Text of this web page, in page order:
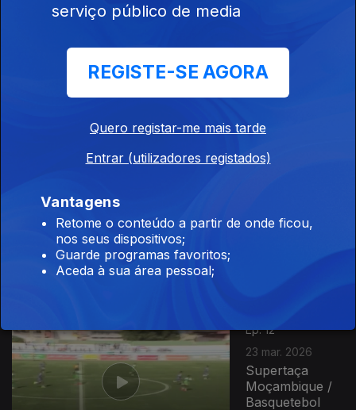
06 abr. 2026
Girabola 2026 /
da Paz /
Moçambique
Futebol CV /
Ep. 12
23 mar. 2026
Supertaça
Moçambique /
Basquetebol
serviço público de media
REGISTE-SE AGORA
Quero registar-me mais tarde
Entrar (utilizadores registados)
Vantagens
Retome o conteúdo a partir de onde ficou,
nos seus dispositivos;
Guarde programas favoritos;
Aceda à sua área pessoal;